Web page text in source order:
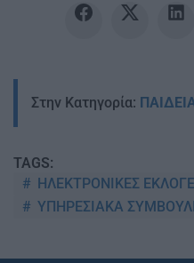
Στην Κατηγορία:
TAGS:
ΗΛΕΚΤΡΟΝΙΚΕΣ
ΥΠΗΡΕΣΙΑΚΑ